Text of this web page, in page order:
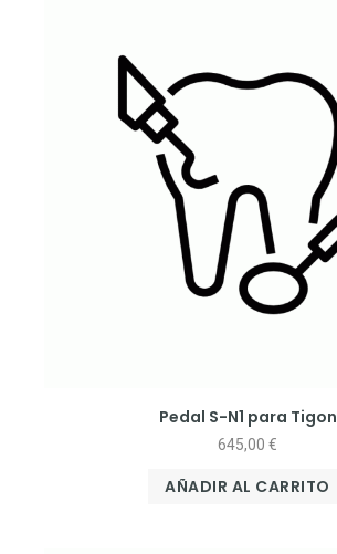
Pedal S-N1 para Tigon
645,00 €
AÑADIR AL CARRITO